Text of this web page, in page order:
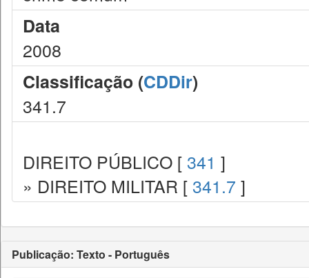
Data
2008
Classificação (CDDir)
341.7
DIREITO PÚBLICO [ 341 ]
» DIREITO MILITAR [ 341.7 ]
Publicação: Texto - Português